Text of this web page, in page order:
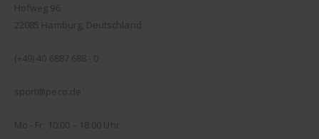
Hofweg 96
22085 Hamburg, Deutschland
(+49) 40 6887 688 - 0
sport@peco.de
Mo - Fr: 10:00 – 18:00 Uhr